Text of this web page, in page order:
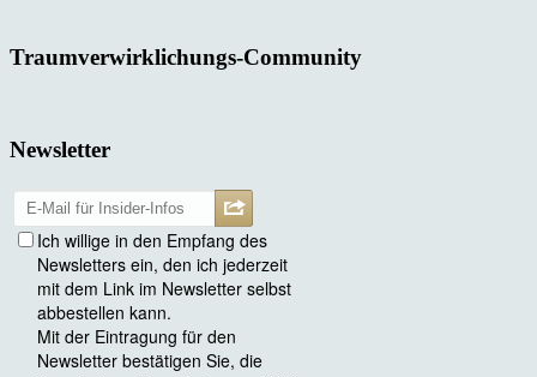
Traumverwirklichungs-Community
Newsletter